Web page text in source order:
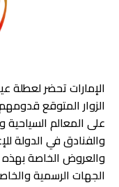
الإمارات تحضر لعطلة
الزوار المتوقع
على المعالم
والفنادق في الدولة
والعروض الخاصة بهذه
الجهات الرسمية